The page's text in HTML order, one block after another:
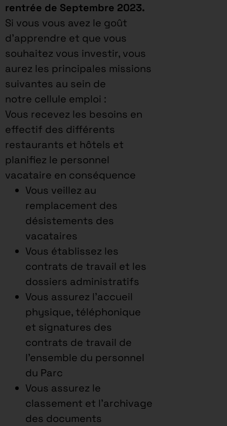
rentrée de Septembre 2023.
Si vous vous avez le goût
d’apprendre et que vous
souhaitez vous investir, vous
aurez les principales missions
suivantes au sein de
notre cellule emploi :
Vous recevez les besoins en
effectif des différents
restaurants et hôtels et
planifiez le personnel
vacataire en conséquence
Vous veillez au
remplacement des
désistements des
vacataires
Vous établissez les
contrats de travail et les
dossiers administratifs
Vous assurez l’accueil
physique, téléphonique
et signatures des
contrats de travail de
l’ensemble du personnel
du Parc
Vous assurez le
classement et l’archivage
des documents